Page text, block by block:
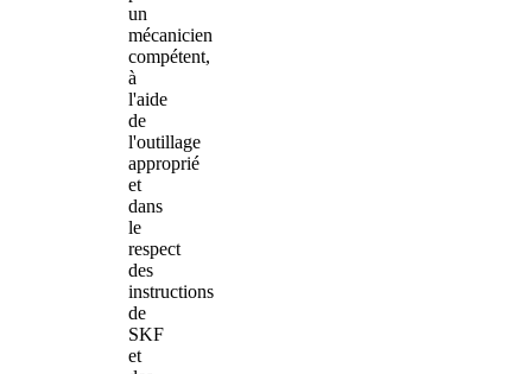
un
mécanicien
compétent,
à
l'aide
de
l'outillage
approprié
et
dans
le
respect
des
instructions
de
SKF
et